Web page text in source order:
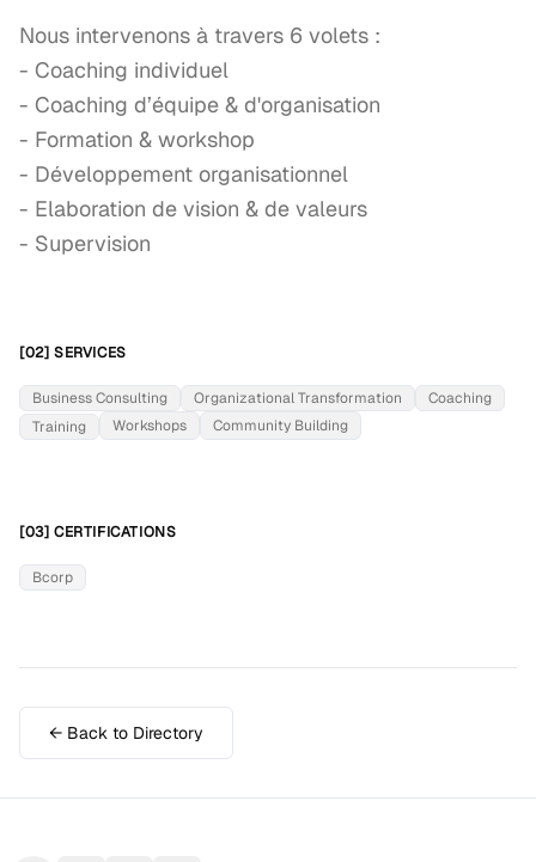
Nous intervenons à travers 6 volets :
- Coaching individuel
- Coaching d’équipe & d'organisation
- Formation & workshop
- Développement organisationnel
- Elaboration de vision & de valeurs
- Supervision
[02] SERVICES
Business Consulting Organizational Transformation
Coaching
Training
Workshops Community Building
[03] CERTIFICATIONS
Bcorp
← Back to Directory